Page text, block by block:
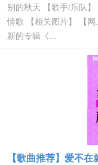
别的秋天 【歌手/乐队
情歌 【相关图片】 【
新的专辑《...
【歌曲推荐】爱不